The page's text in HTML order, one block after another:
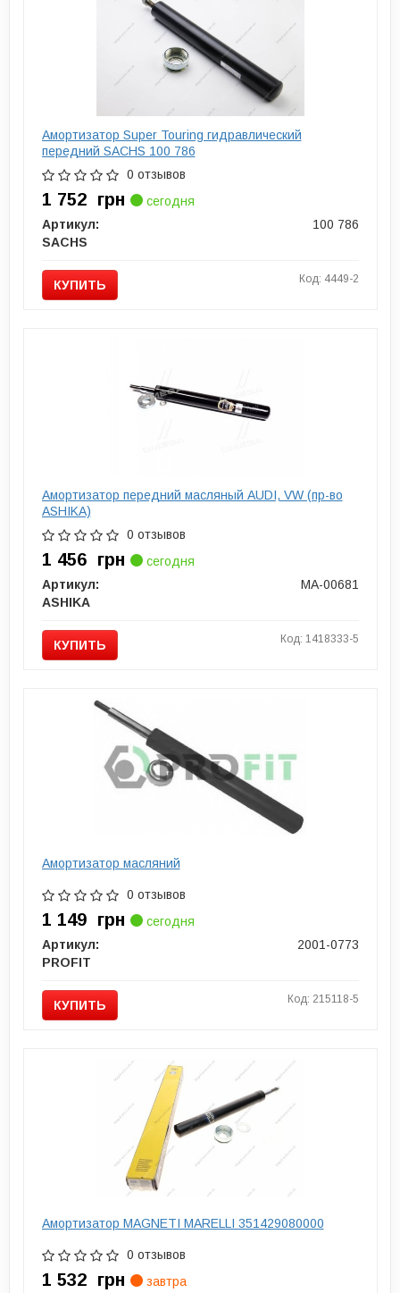
Амортизатор Super Touring гидравлический
передний SACHS 100 786
0 отзывов
1 752 грн
сегодня
Артикул:
100 786
SACHS
КУПИТЬ Код: 4449-2
Амортизатор передний масляный AUDI, VW (пр-во
ASHIKA)
0 отзывов
1 456 грн
сегодня
Артикул:
MA-00681
ASHIKA
КУПИТЬ Код: 1418333-5
Амортизатор масляний
0 отзывов
1 149 грн
сегодня
Артикул:
2001-0773
PROFIT
КУПИТЬ Код: 215118-5
Амортизатор MAGNETI MARELLI 351429080000
0 отзывов
1 532 грн завтра